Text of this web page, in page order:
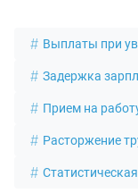
Выплаты при
Задержка
Прием на
Расторжение